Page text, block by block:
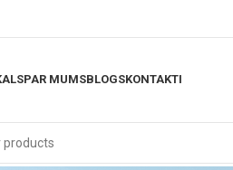
PAR MUMSBLOGSKONTAKTI